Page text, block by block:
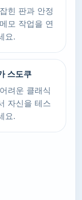
힌 판과 안정
모 작업을 연
요.
스도쿠
려운 클래식
자신을 테스
요.